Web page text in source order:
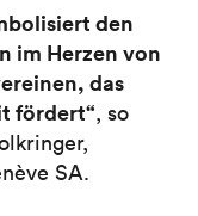
den
im Herzen von
das
fördert“, so
SA.